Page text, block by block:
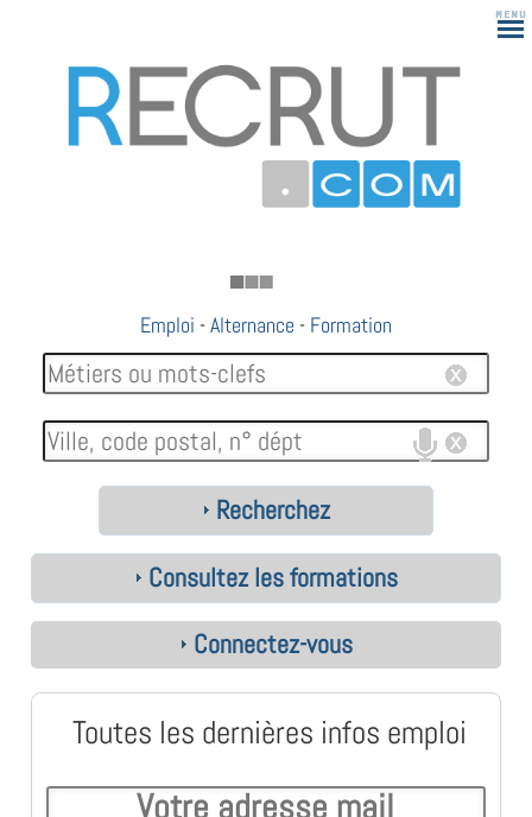
Emploi -Alternance - Formation
Recherchez
Consultez les formations
Connectez-vous
Toutes les dernières infos emploi